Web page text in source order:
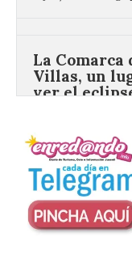
ver el
9 Ago 2026
El
se
pero hay que
debe hacerse
seguridad